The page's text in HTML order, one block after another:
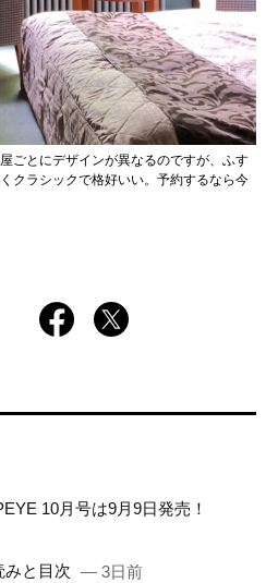
ごとにデザインが異なるのですが、ふす
クラシックで格好いい。予約するなら今
10月号は9月9日発売！
みと目次 — 3日前